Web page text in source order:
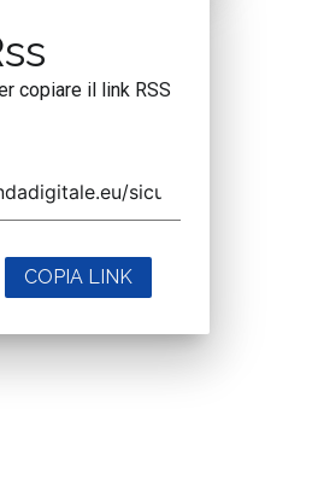
copiare il link RSS
COPIA LINK